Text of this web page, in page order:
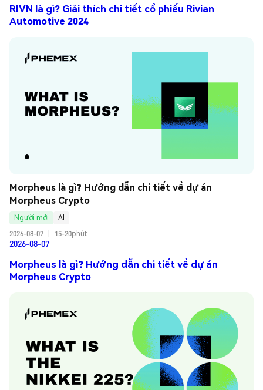
RIVN là gì? Giải thích chi tiết cổ phiếu Rivian
Automotive 2024
Morpheus là gì? Hướng dẫn chi tiết về dự án
Morpheus Crypto
Người mới
AI
2026-08-07
15-20phút
2026-08-07
Morpheus là gì? Hướng dẫn chi tiết về dự án
Morpheus Crypto